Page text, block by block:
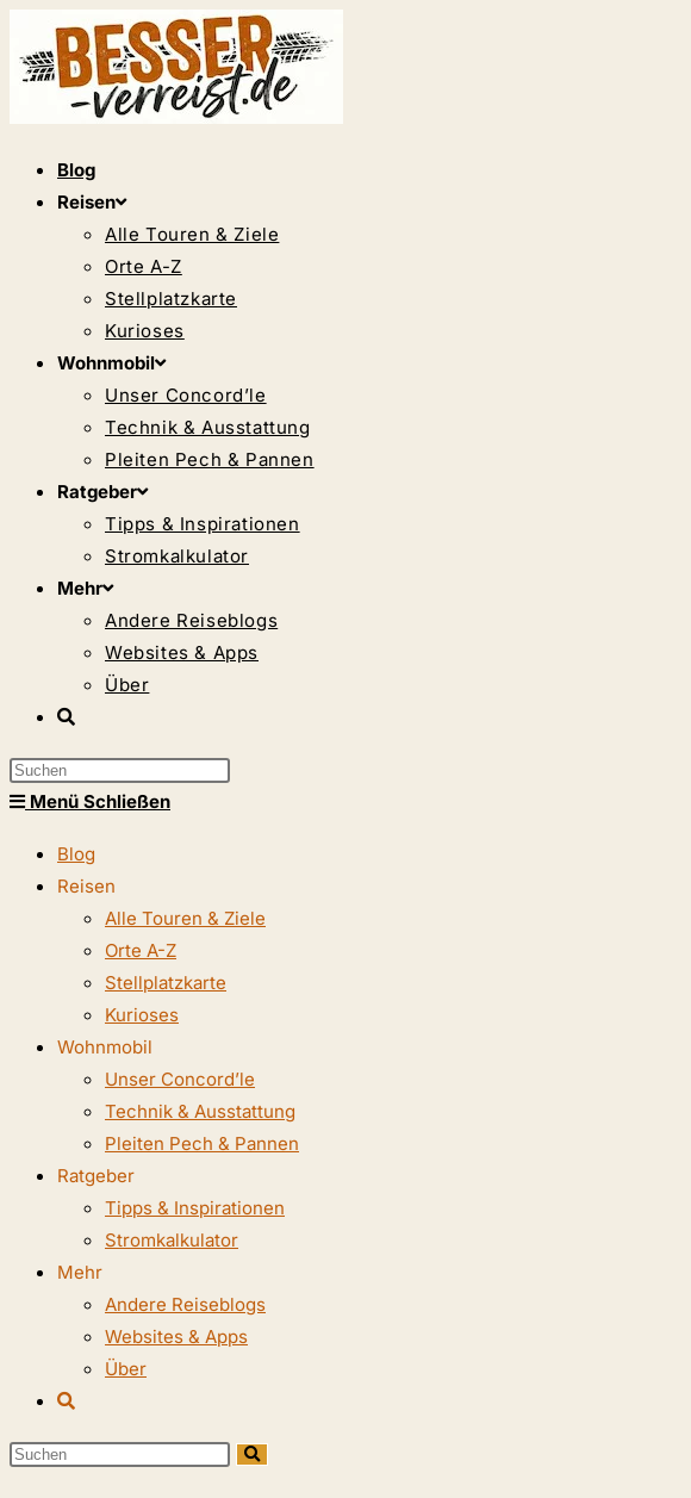
Inhalt
springen
Blog
Reisen
Alle Touren & Ziele
Orte A-Z
Stellplatzkarte
Kurioses
Wohnmobil
Unser Concord’le
Technik & Ausstattung
Pleiten Pech & Pannen
Ratgeber
Tipps & Inspirationen
Stromkalkulator
Mehr
Andere Reiseblogs
Websites & Apps
Über
Website-
umschalten
Press
search
Menü Schließen
Blog
Reisen
Alle Touren & Ziele
Orte A-Z
Stellplatzkarte
Kurioses
Wohnmobil
Unser Concord’le
Technik & Ausstattung
Pleiten Pech & Pannen
Ratgeber
Tipps & Inspirationen
Stromkalkulator
Mehr
Andere Reiseblogs
Websites & Apps
Über
Website-
umschalten
Diese